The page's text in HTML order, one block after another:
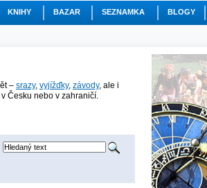
KNIHY BAZAR SEZNAMKA BLOGY
– srazy, vyjížďky, závody, ale i
v Česku nebo v zahraničí.